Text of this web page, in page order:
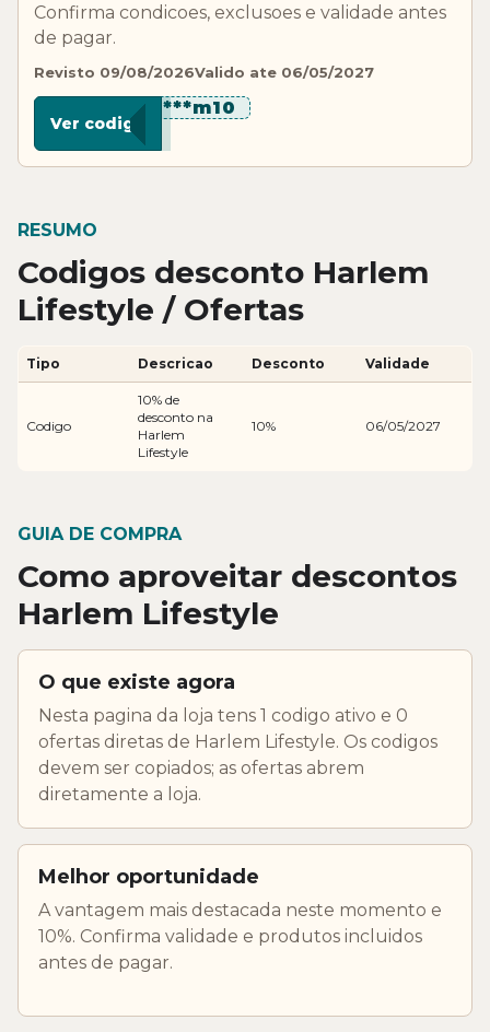
Confirma condicoes, exclusoes e validade antes
de pagar.
Revisto 09/08/2026Valido ate 06/05/2027
********m10
Ver codigo
RESUMO
Codigos desconto Harlem
Lifestyle / Ofertas
Tipo Descricao Desconto Validade
Codigo
10% de
desconto na
Harlem
Lifestyle
10% 06/05/2027
GUIA DE COMPRA
Como aproveitar descontos
Harlem Lifestyle
O que existe agora
Nesta pagina da loja tens 1 codigo ativo e 0
ofertas diretas de Harlem Lifestyle. Os codigos
devem ser copiados; as ofertas abrem
diretamente a loja.
Melhor oportunidade
A vantagem mais destacada neste momento e
10%. Confirma validade e produtos incluidos
antes de pagar.